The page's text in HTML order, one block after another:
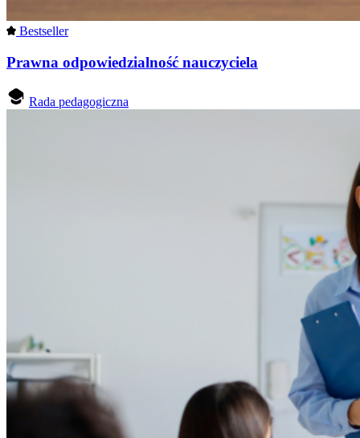
Bestseller
Prawna odpowiedzialność nauczyciela
Rada pedagogiczna